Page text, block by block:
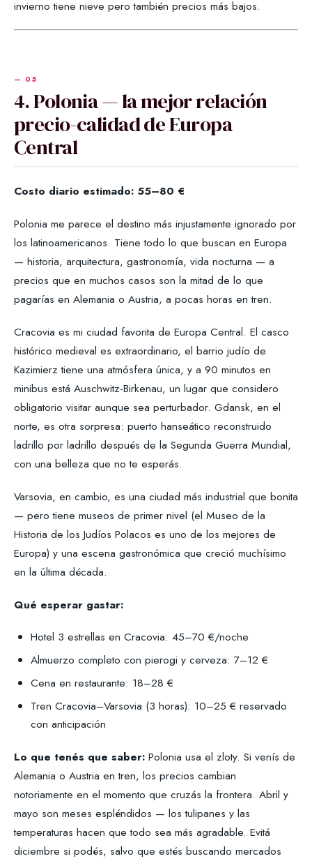
invierno tiene nieve pero también precios más bajos.
4. Polonia — la mejor relación
precio-calidad de Europa
Central
Costo diario estimado: 55–80 €
Polonia me parece el destino más injustamente ignorado por
los latinoamericanos. Tiene todo lo que buscan en Europa
— historia, arquitectura, gastronomía, vida nocturna — a
precios que en muchos casos son la mitad de lo que
pagarías en Alemania o Austria, a pocas horas en tren.
Cracovia es mi ciudad favorita de Europa Central. El casco
histórico medieval es extraordinario, el barrio judío de
Kazimierz tiene una atmósfera única, y a 90 minutos en
minibus está Auschwitz-Birkenau, un lugar que considero
obligatorio visitar aunque sea perturbador. Gdansk, en el
norte, es otra sorpresa: puerto hanseático reconstruido
ladrillo por ladrillo después de la Segunda Guerra Mundial,
con una belleza que no te esperás.
Varsovia, en cambio, es una ciudad más industrial que bonita
— pero tiene museos de primer nivel (el Museo de la
Historia de los Judíos Polacos es uno de los mejores de
Europa) y una escena gastronómica que creció muchísimo
en la última década.
Qué esperar gastar:
Hotel 3 estrellas en Cracovia: 45–70 €/noche
Almuerzo completo con pierogi y cerveza: 7–12 €
Cena en restaurante: 18–28 €
Tren Cracovia–Varsovia (3 horas): 10–25 € reservado
con anticipación
Lo que tenés que saber: Polonia usa el zloty. Si venís de
Alemania o Austria en tren, los precios cambian
notoriamente en el momento que cruzás la frontera. Abril y
mayo son meses espléndidos — los tulipanes y las
temperaturas hacen que todo sea más agradable. Evitá
diciembre si podés, salvo que estés buscando mercados